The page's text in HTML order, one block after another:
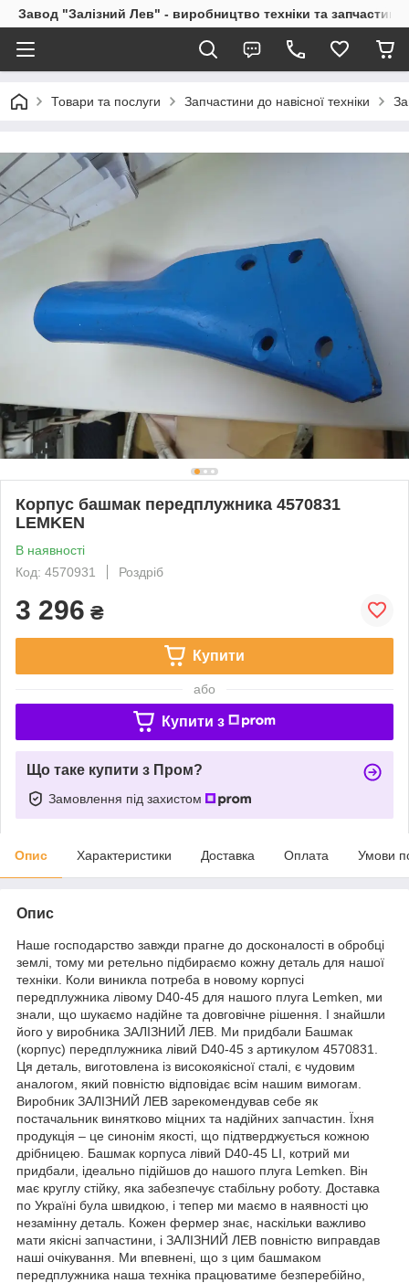
Завод "Залізний Лев" - виробництво техніки та запчастин
Товари та послуги Запчастини до навісної техніки
Корпус башмак передплужника 4570831
LEMKEN
В наявності
Код: 4570931
Роздріб
3 296 ₴
Купити
або
Купити з
Що таке купити з Пром?
Замовлення під захистом
Опис Характеристики Доставка Оплата Умови
Опис
Наше господарство завжди прагне до досконалості в обробці
землі, тому ми ретельно підбираємо кожну деталь для нашої
техніки. Коли виникла потреба в новому корпусі
передплужника лівому D40-45 для нашого плуга Lemken, ми
знали, що шукаємо надійне та довговічне рішення. І знайшли
його у виробника ЗАЛІЗНИЙ ЛЕВ. Ми придбали Башмак
(корпус) передплужника лівий D40-45 з артикулом 4570831.
Ця деталь, виготовлена із високоякісної сталі, є чудовим
аналогом, який повністю відповідає всім нашим вимогам.
Виробник ЗАЛІЗНИЙ ЛЕВ зарекомендував себе як
постачальник винятково міцних та надійних запчастин. Їхня
продукція – це синонім якості, що підтверджується кожною
дрібницею. Башмак корпуса лівий D40-45 LI, котрий ми
придбали, ідеально підійшов до нашого плуга Lemken. Він
має круглу стійку, яка забезпечує стабільну роботу. Доставка
по Україні була швидкою, і тепер ми маємо в наявності цю
незамінну деталь. Кожен фермер знає, наскільки важливо
мати якісні запчастини, і ЗАЛІЗНИЙ ЛЕВ повністю виправдав
наші очікування. Ми впевнені, що з цим башмаком
передплужника наша техніка працюватиме безперебійно,